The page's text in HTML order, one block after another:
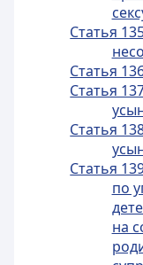
Статья
Статья
Статья
Статья
Статья
по
на